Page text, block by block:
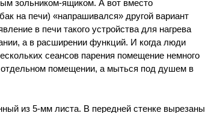
зольником-ящиком. А вот вместо
на печи) «напрашивался» другой вариант
в печи такого устройства для нагрева
а в расширении функций. И когда люди
сеансов парения помещение немного
отдельном помещении, а мыться под душем в
из 5-мм листа. В передней стенке вырезаны